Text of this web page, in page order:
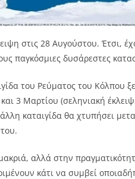
στις 28 Αυγούστου. Έτσι,
παγκόσμιες δυσάρεστες
του Ρεύματος του Κόλπου
3 Μαρτίου (σεληνιακή
καταιγίδα θα χτυπήσει
αλλά στην
κάτι να συμβεί